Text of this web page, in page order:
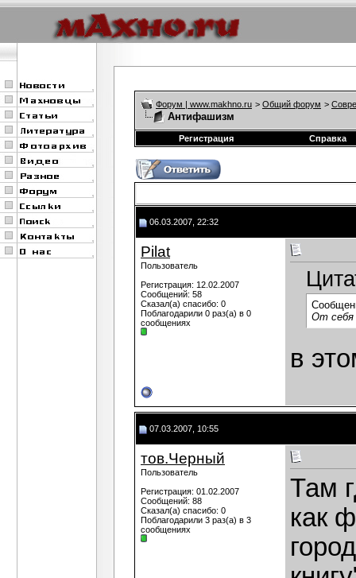
Форум | www.makhno.ru > Общий форум >
Антифашизм
Регистрация Справка
06.03.2007, 22:32
Pilat
Пользователь
Регистрация: 12.02.2007
Сообщений: 58
Сказал(а) спасибо: 0
Поблагодарили 0 раз(а) в 0
сообщениях
От себя
в
07.03.2007, 10:55
тов.Черный
Пользователь
Регистрация: 01.02.2007
Сообщений: 88
Сказал(а) спасибо: 0
Поблагодарили 3 раз(а) в 3
сообщениях
Там
как